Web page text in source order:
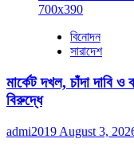
বিনোদন
সারাদেশ
মার্কেট দখল, চাঁদা দাবি
বিরুদ্ধে
admi2019 August 3,